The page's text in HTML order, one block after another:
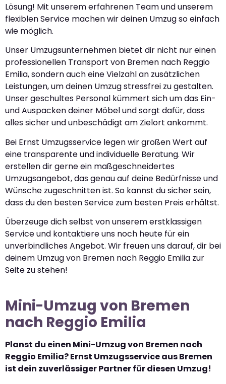
Lösung! Mit unserem erfahrenen Team und unserem
flexiblen Service machen wir deinen Umzug so einfach
wie möglich.
Unser Umzugsunternehmen bietet dir nicht nur einen
professionellen Transport von Bremen nach Reggio
Emilia, sondern auch eine Vielzahl an zusätzlichen
Leistungen, um deinen Umzug stressfrei zu gestalten.
Unser geschultes Personal kümmert sich um das Ein-
und Auspacken deiner Möbel und sorgt dafür, dass
alles sicher und unbeschädigt am Zielort ankommt.
Bei Ernst Umzugsservice legen wir großen Wert auf
eine transparente und individuelle Beratung. Wir
erstellen dir gerne ein maßgeschneidertes
Umzugsangebot, das genau auf deine Bedürfnisse und
Wünsche zugeschnitten ist. So kannst du sicher sein,
dass du den besten Service zum besten Preis erhältst.
Überzeuge dich selbst von unserem erstklassigen
Service und kontaktiere uns noch heute für ein
unverbindliches Angebot. Wir freuen uns darauf, dir bei
deinem Umzug von Bremen nach Reggio Emilia zur
Seite zu stehen!
Mini-Umzug von Bremen
nach Reggio Emilia
Planst du einen Mini-Umzug von Bremen nach
Reggio Emilia? Ernst Umzugsservice aus Bremen
ist dein zuverlässiger Partner für diesen Umzug!